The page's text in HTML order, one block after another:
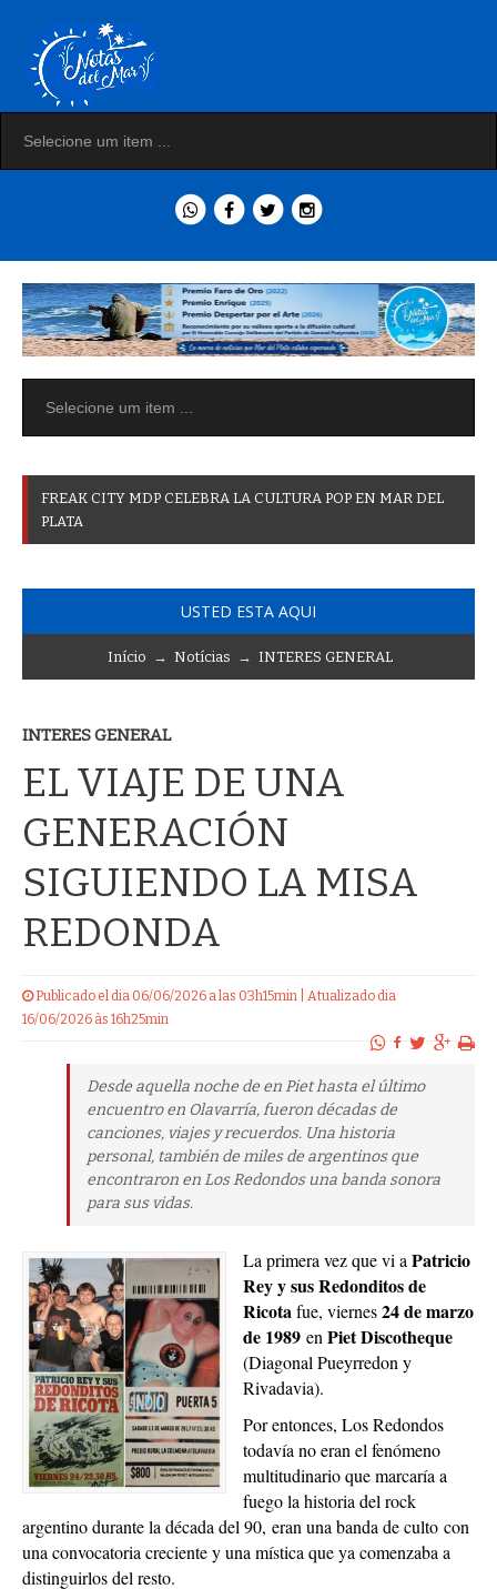
FREAK CITY MDP CELEBRA LA CULTURA POP EN MAR DEL
PLATA
USTED ESTA AQUI
Início → Notícias → INTERES GENERAL
INTERES GENERAL
EL VIAJE DE UNA
GENERACIÓN
SIGUIENDO LA MISA
REDONDA
Publicado el dia 06/06/2026 a las 03h15min | Atualizado dia
16/06/2026 às 16h25min
Desde aquella noche de en Piet hasta el último
encuentro en Olavarría, fueron décadas de
canciones, viajes y recuerdos. Una historia
personal, también de miles de argentinos que
encontraron en Los Redondos una banda sonora
para sus vidas.
La primera vez que vi aPatricio
Rey y sus Redonditos de
Ricota fue, viernes24 de marzo
de 1989 en Piet Discotheque
(Diagonal Pueyrredon y
Rivadavia).
Por entonces, Los Redondos
todavía no eran el fenómeno
multitudinario que marcaría a
fuego la historia del rock
argentino durante la década del 90, eran una banda de culto con
una convocatoria creciente y una mística que ya comenzaba a
distinguirlos del resto.